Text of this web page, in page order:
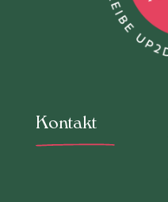
Kontakt